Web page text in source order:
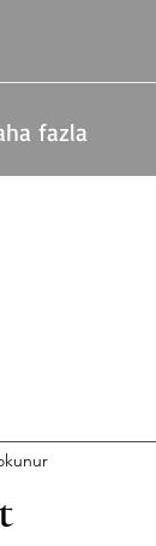
fazla